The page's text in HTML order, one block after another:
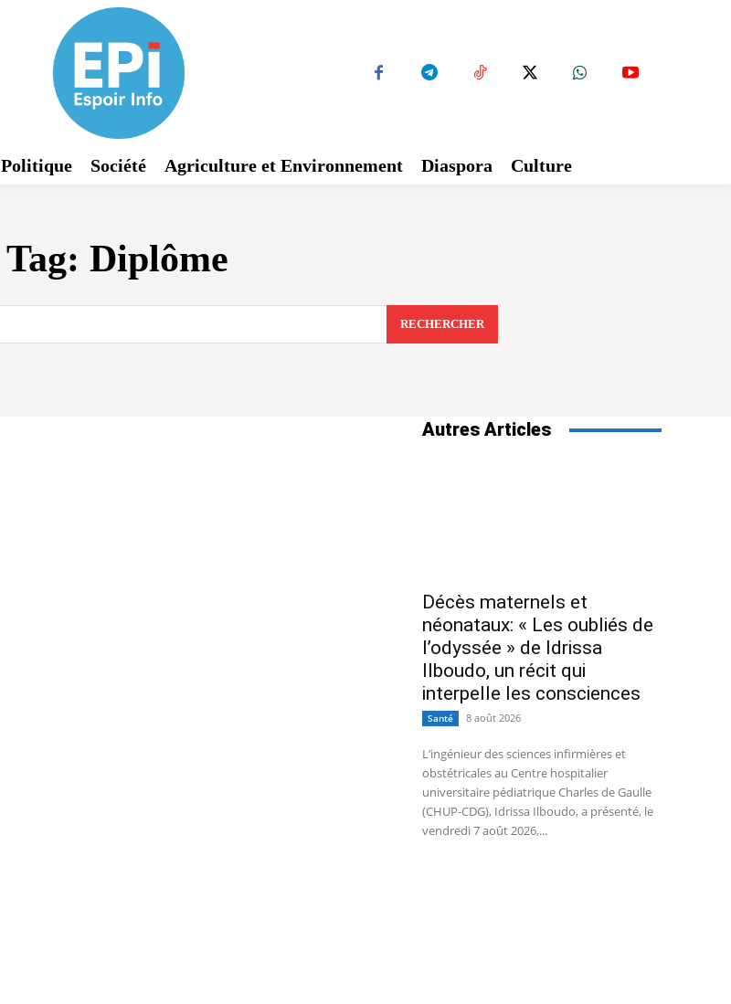
Politique Société Agriculture et Environnement Diaspora Culture
Tag: Diplôme
RECHERCHER
Autres Articles
Décès maternels et
néonataux: « Les oubliés de
l’odyssée » de Idrissa
Ilboudo, un récit qui
interpelle les consciences
Santé 8 août 2026
L’ingénieur des sciences infirmières et
obstétricales au Centre hospitalier
universitaire pédiatrique Charles de Gaulle
(CHUP-CDG), Idrissa Ilboudo, a présenté, le
vendredi 7 août 2026,...